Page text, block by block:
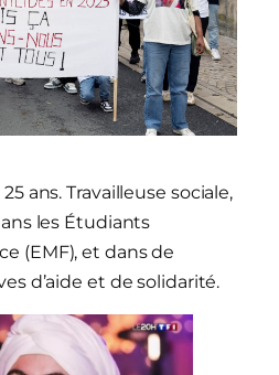
ans. Travailleuse sociale,
les Étudiants
(EMF), et dans de
d’aide et de solidarité.